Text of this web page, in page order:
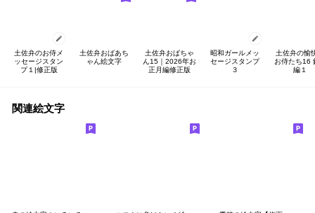
土佐弁のお侍メ
ッセージスタン
プ１|修正版
土佐弁おばあち
ゃん絵文字
土佐弁おばちゃ
ん15｜2026年お
正月編修正版
昭和ガールメッ
セージスタンプ
３
土佐弁の愉
お侍たち16
編１
関連絵文字